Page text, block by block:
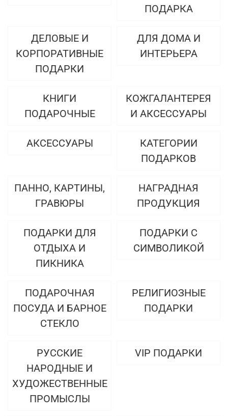
ПОДАРКА
ДЕЛОВЫЕ И
КОРПОРАТИВНЫЕ
ПОДАРКИ
ДЛЯ ДОМА И
ИНТЕРЬЕРА
КНИГИ
ПОДАРОЧНЫЕ
КОЖГАЛАНТЕРЕЯ
И АКСЕССУАРЫ
АКСЕССУАРЫ
КАТЕГОРИИ
ПОДАРКОВ
ПАННО, КАРТИНЫ,
ГРАВЮРЫ
НАГРАДНАЯ
ПРОДУКЦИЯ
ПОДАРКИ ДЛЯ
ОТДЫХА И
ПИКНИКА
ПОДАРКИ С
СИМВОЛИКОЙ
ПОДАРОЧНАЯ
ПОСУДА И БАРНОЕ
СТЕКЛО
РЕЛИГИОЗНЫЕ
ПОДАРКИ
РУССКИЕ
НАРОДНЫЕ И
ХУДОЖЕСТВЕННЫЕ
ПРОМЫСЛЫ
VIP ПОДАРКИ